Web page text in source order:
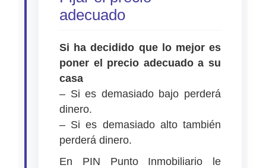
adecuado
Si ha decidido que lo mejor es
poner el precio adecuado a su
casa
– Si es demasiado bajo perderá
dinero.
– Si es demasiado alto también
perderá dinero.
En PIN Punto Inmobiliario le